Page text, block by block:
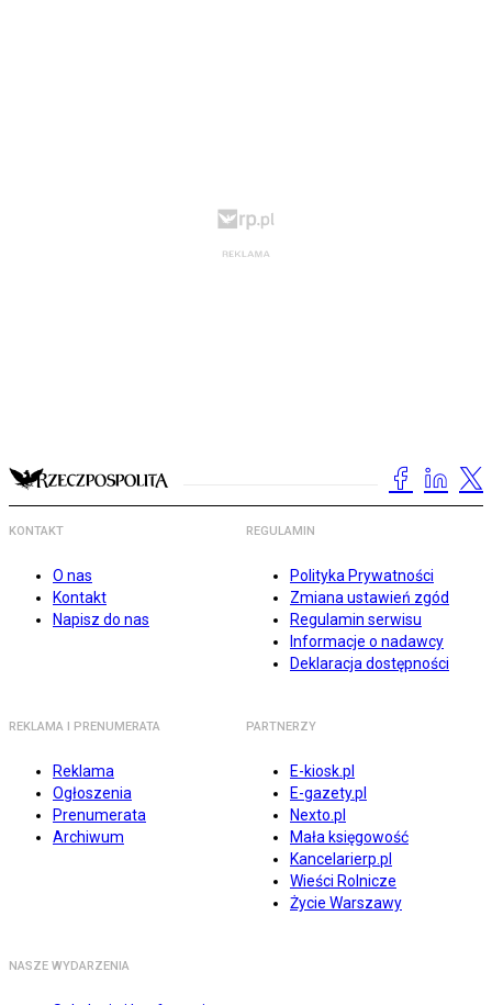
KONTAKT
O nas
Kontakt
Napisz do nas
REGULAMIN
Polityka Prywatności
Zmiana ustawień zgód
Regulamin serwisu
Informacje o nadawcy
Deklaracja dostępności
REKLAMA I PRENUMERATA
Reklama
Ogłoszenia
Prenumerata
Archiwum
PARTNERZY
E-kiosk.pl
E-gazety.pl
Nexto.pl
Mała księgowość
Kancelarierp.pl
Wieści Rolnicze
Życie Warszawy
NASZE WYDARZENIA